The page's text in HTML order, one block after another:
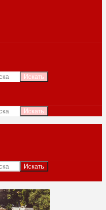
Искать
Искать
Искать